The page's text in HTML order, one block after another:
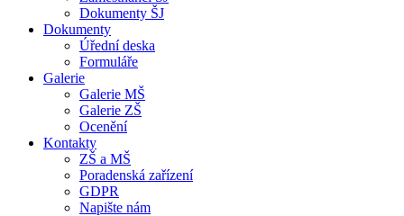
Dokumenty ŠJ
Dokumenty
Úřední deska
Formuláře
Galerie
Galerie MŠ
Galerie ZŠ
Ocenění
Kontakty
ZŠ a MŠ
Poradenská zařízení
GDPR
Napište nám